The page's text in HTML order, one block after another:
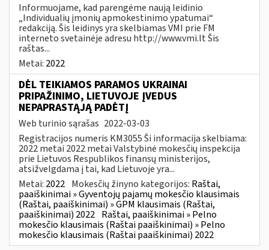
Informuojame, kad parengėme naują leidinio
„Individualių įmonių apmokestinimo ypatumai“
redakciją. Šis leidinys yra skelbiamas VMI prie FM
interneto svetainėje adresu http://www.vmi.lt Šis
raštas...
Metai: 2022
DĖL TEIKIAMOS PARAMOS UKRAINAI
PRIPAŽINIMO, LIETUVOJE ĮVEDUS
NEPAPRASTĄJĄ PADĖTĮ
Web turinio sąrašas 2022-03-03
Registracijos numeris KM3055 Ši informacija skelbiama:
2022 metai 2022 metai Valstybinė mokesčių inspekcija
prie Lietuvos Respublikos finansų ministerijos,
atsižvelgdama į tai, kad Lietuvoje yra...
Metai: 2022 Mokesčių žinyno kategorijos: Raštai,
paaiškinimai » Gyventojų pajamų mokesčio klausimais
(Raštai, paaiškinimai) » GPM klausimais (Raštai,
paaiškinimai) 2022 Raštai, paaiškinimai » Pelno
mokesčio klausimais (Raštai paaiškinimai) » Pelno
mokesčio klausimais (Raštai paaiškinimai) 2022